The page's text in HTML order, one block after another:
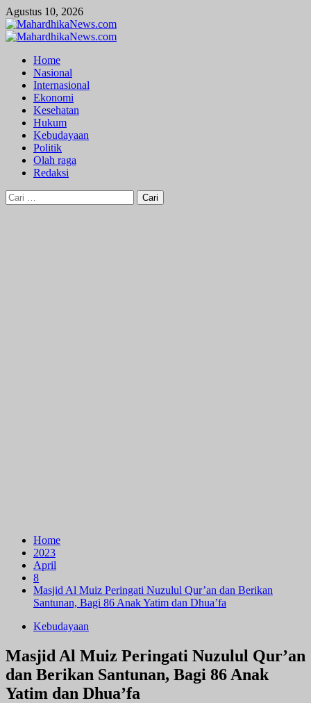
Skip
to
content
Agustus 10, 2026
Primary
Home
Nasional
Internasional
Ekonomi
Kesehatan
Hukum
Kebudayaan
Politik
Olah raga
Redaksi
Cari
untuk:
Home
2023
April
8
Masjid Al Muiz Peringati Nuzulul Qur’an dan Berikan
Santunan, Bagi 86 Anak Yatim dan Dhua’fa
Kebudayaan
Masjid Al Muiz Peringati Nuzulul Qur’an
dan Berikan Santunan, Bagi 86 Anak
Yatim dan Dhua’fa